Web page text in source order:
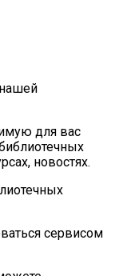
для вас
новостях.
сервисом